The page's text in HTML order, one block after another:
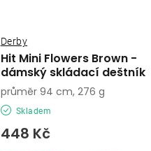
Hit Mini Flowers Brown -
dámský skládací deštník
Derby
Skladem
448 Kč
průměr 94 cm, 276 g